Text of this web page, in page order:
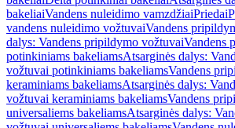
bakeliaiVandens nuleidimo vamzdžiaiPriedai
vandens nuleidimo vožtuvaiVandens
dalys: Vandens pripildymo vožtuvaiVandens
potinkiniams bakeliamsAtsarginės dalys:
vožtuvai potinkiniams bakeliamsVandens
keraminiams bakeliamsAtsarginės dalys:
vožtuvai keraminiams bakeliamsVandens
universaliems bakeliamsAtsarginės dalys: